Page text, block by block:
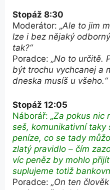
Stopáž 8:30
Moderátor: „Ale to jim
lze i bez nějaký
tak?“
Poradce: „No to určitě.
být trochu vychcanej a
dneska musíš u všeho.“
Stopáž 12:05
Náborář: „Za pokus nic
seš, komunikativní taky
peníze, co se tady
zlatý pravidlo – čím
víc peněz by mohlo
suplujeme totiž
Poradce: „On ten